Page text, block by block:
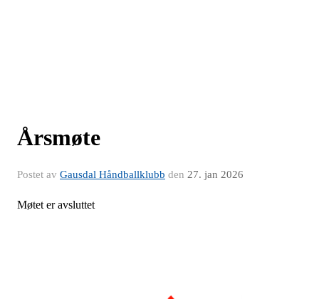
Årsmøte
Postet av Gausdal Håndballklubb den 27. jan 2026
Møtet er avsluttet